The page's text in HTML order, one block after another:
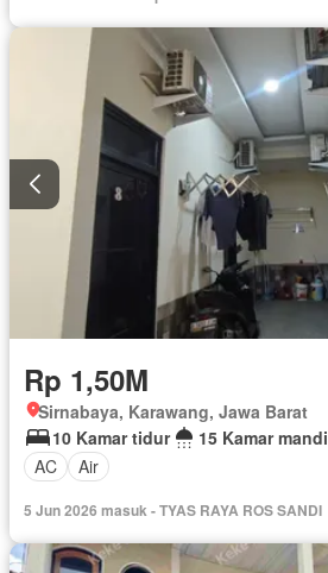
Rp 1,50M
Sirnabaya, Karawang, Jawa Barat
10 Kamar tidur
15 Kamar mandi
AC
Air
5 Jun 2026 masuk - TYAS RAYA ROS SANDI